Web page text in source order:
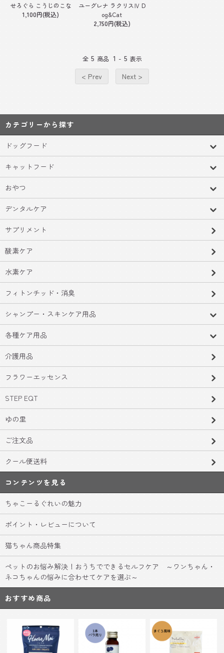
せろぐら こうじのこな
1,100円(税込)
ユーグレナ ラクリスⅣ D
og&Cat
2,750円(税込)
全 5 商品 1 - 5 表示
< Prev Next >
カテゴリーから探す
ドッグフード
キャットフード
おやつ
デンタルケア
サプリメント
酸素ケア
水素ケア
フィトンチッド・消臭
シャンプー・スキンケア用品
各種ケア用品
介護用品
フラワーエッセンス
STEP EQT
ゆの里
ご注文品
クール便送料
コンテンツを見る
ちゃこーるぐれいの魅力
ポイント・レビューについて
猫ちゃん商品特集
ペットのお悩み解決！おうちでできるセルフケア ～ワンちゃん・
ネコちゃんの悩みに合わせてケアを選ぶ～
おすすめ商品